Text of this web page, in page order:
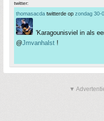
twitter:
thomasacda twitterde op zondag 30-
'Karagounisviel in als
@Jmvanhalst !
▼